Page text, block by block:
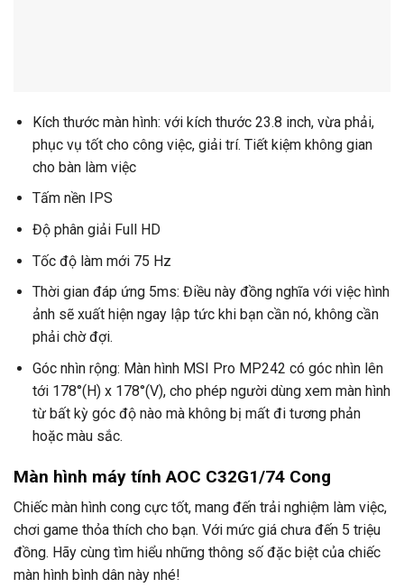
Kích thước màn hình: với kích thước 23.8 inch, vừa phải,
phục vụ tốt cho công việc, giải trí. Tiết kiệm không gian
cho bàn làm việc
Tấm nền IPS
Độ phân giải Full HD
Tốc độ làm mới 75 Hz
Thời gian đáp ứng 5ms: Điều này đồng nghĩa với việc hình
ảnh sẽ xuất hiện ngay lập tức khi bạn cần nó, không cần
phải chờ đợi.
Góc nhìn rộng: Màn hình MSI Pro MP242 có góc nhìn lên
tới 178°(H) x 178°(V), cho phép người dùng xem màn hình
từ bất kỳ góc độ nào mà không bị mất đi tương phản
hoặc màu sắc.
Màn hình máy tính AOC C32G1/74 Cong
Chiếc màn hình cong cực tốt, mang đến trải nghiệm làm việc,
chơi game thỏa thích cho bạn. Với mức giá chưa đến 5 triệu
đồng. Hãy cùng tìm hiểu những thông số đặc biệt của chiếc
màn hình bình dân này nhé!